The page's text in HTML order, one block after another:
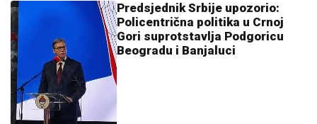
Predsjednik Srbije upozorio:
Policentrična politika u Crnoj
Gori suprotstavlja Podgoricu
Beogradu i Banjaluci